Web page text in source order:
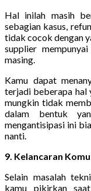
Hal inilah masih
sebagian kasus,
tidak cocok dengan
supplier
masing.
Kamu dapat
terjadi beberapa hal
mungkin tidak
dalam bentuk
mengantisipasi ini
nanti.
9. Kelancaran
Selain masalah
kamu pikirkan